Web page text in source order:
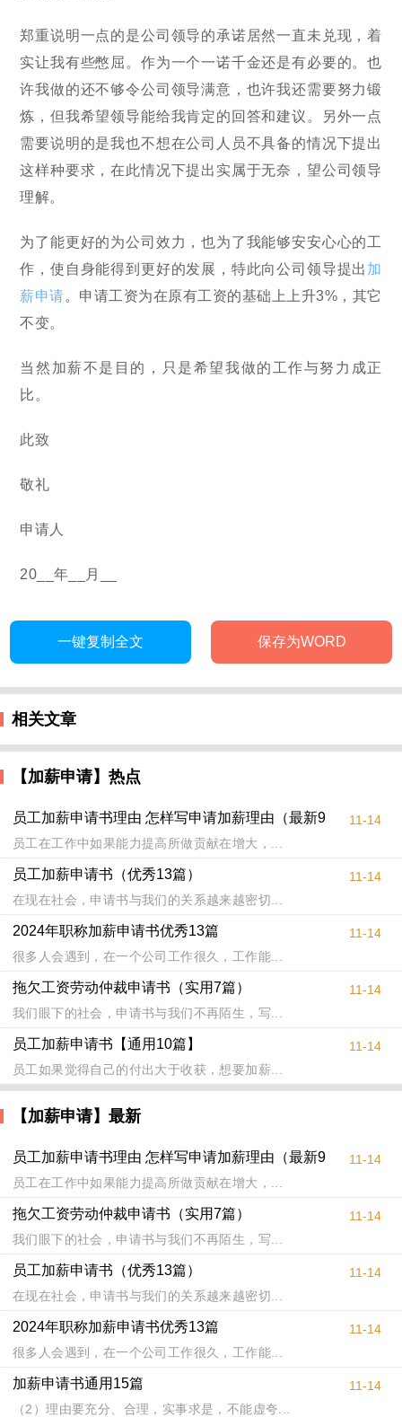
郑重说明一点的是公司领导的承诺居然一直未兑现，着
实让我有些憋屈。作为一个一诺千金还是有必要的。也
许我做的还不够令公司领导满意，也许我还需要努力锻
炼，但我希望领导能给我肯定的回答和建议。另外一点
需要说明的是我也不想在公司人员不具备的情况下提出
这样种要求，在此情况下提出实属于无奈，望公司领导
理解。
为了能更好的为公司效力，也为了我能够安安心心的工
作，使自身能得到更好的发展，特此向公司领导提出 加
薪申请。申请工资为在原有工资的基础上上升3%，其它
不变。
当然加薪不是目的，只是希望我做的工作与努力成正
比。
此致
敬礼
申请人
20__年__月__
一键复制全文 保存为WORD
相关文章
【加薪申请】热点
员工加薪申请书理由 怎样写申请加薪理由（最新9
篇）
员工在工作中如果能力提高所做贡献在增大，...
11-14
员工加薪申请书（优秀13篇）
在现在社会，申请书与我们的关系越来越密切...
11-14
2024年职称加薪申请书优秀13篇
很多人会遇到，在一个公司工作很久，工作能...
11-14
拖欠工资劳动仲裁申请书（实用7篇）
我们眼下的社会，申请书与我们不再陌生，写...
11-14
员工加薪申请书【通用10篇】
员工如果觉得自己的付出大于收获，想要加薪...
11-14
【加薪申请】最新
员工加薪申请书理由 怎样写申请加薪理由（最新9
篇）
员工在工作中如果能力提高所做贡献在增大，...
11-14
拖欠工资劳动仲裁申请书（实用7篇）
我们眼下的社会，申请书与我们不再陌生，写...
11-14
员工加薪申请书（优秀13篇）
在现在社会，申请书与我们的关系越来越密切...
11-14
2024年职称加薪申请书优秀13篇
很多人会遇到，在一个公司工作很久，工作能...
11-14
加薪申请书通用15篇
（2）理由要充分、合理，实事求是，不能虚夸...
11-14